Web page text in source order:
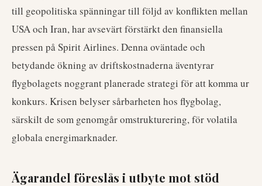
till geopolitiska spänningar till följd av konflikten mellan
USA och Iran, har avsevärt förstärkt den finansiella
pressen på Spirit Airlines. Denna oväntade och
betydande ökning av driftskostnaderna äventyrar
flygbolagets noggrant planerade strategi för att komma ur
konkurs. Krisen belyser sårbarheten hos flygbolag,
särskilt de som genomgår omstrukturering, för volatila
globala energimarknader.
Ägarandel föreslås i utbyte mot stöd